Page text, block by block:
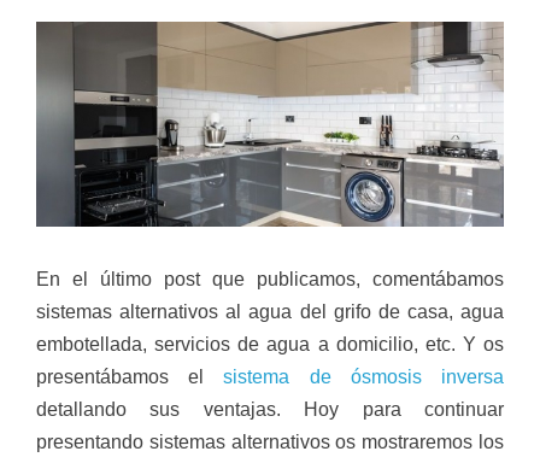
Image
En el último post que publicamos, comentábamos
sistemas alternativos al agua del grifo de casa, agua
embotellada, servicios de agua a domicilio, etc. Y os
presentábamos elsistema de ósmosis inversa
detallando sus ventajas. Hoy para continuar
presentando sistemas alternativos os mostraremos los